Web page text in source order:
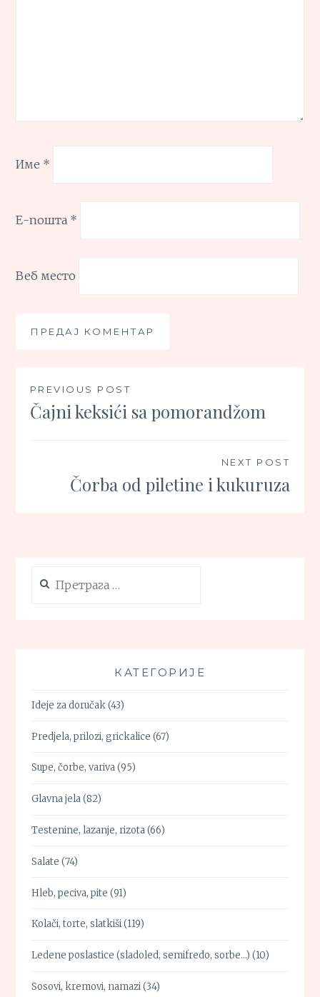
Име *
Е-пошта *
Веб место
Кретање
чланка
PREVIOUS POST
Čajni keksići sa pomorandžom
NEXT POST
Čorba od piletine i kukuruza
за:
КАТЕГОРИЈЕ
Ideje za doručak(43)
Predjela, prilozi, grickalice (67)
Supe, čorbe, variva(95)
Glavna jela(82)
Testenine, lazanje, rizota(66)
Salate (74)
Hleb, peciva, pite (91)
Kolači, torte, slatkiši(119)
Ledene poslastice (sladoled, semifredo, sorbe…) (10)
Sosovi, kremovi, namazi(34)